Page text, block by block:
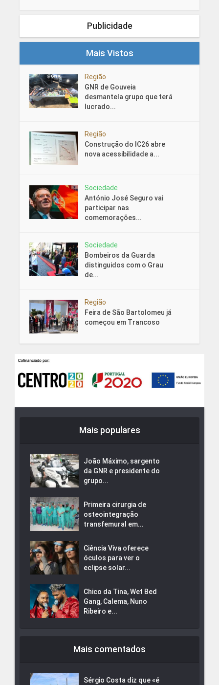
Publicidade
Mais Vistos
Região
GNR de Gouveia
desmantela grupo que terá
lucrado...
Região
Construção do IC26 abre
nova acessibilidade a...
Sociedade
António José Seguro vai
participar nas
comemorações...
Sociedade
Bombeiros da Guarda
distinguidos com o Grau
de...
Região
Feira de São Bartolomeu já
começou em Trancoso
Mais populares
João Máximo, sargento
da GNR e presidente do
grupo...
Primeira cirurgia de
osteointegração
transfemural em...
Ciência Viva oferece
óculos para ver o
eclipse solar...
Chico da Tina, Wet Bed
Gang, Calema, Nuno
Ribeiro e...
Mais comentados
Sérgio Costa diz que «é